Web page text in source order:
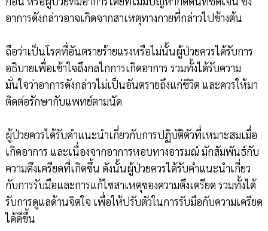
อาการดังกล่าวอาจเกิดจากสาเหตุทางกายที่กล่าวไปข้างต้น
ถือว่าเป็นโรคที่อันตรายร้ายแรงหรือไม่นั้นผู้ป่วยควรได้รับการ
อธิบายเพื่อเข้าใจถึงกลไกการเกิดอาการ รวมทั้งได้รับความ
มั่นใจว่าอาการดังกล่าวไม่เป็นอันตรายถึงแก่ชีวิต และควรให้มา
ติดต่อรักษากับแพทย์ตามนัด
ผู้ป่วยควรได้รับคำแนะนำเกี่ยวกับการปฏิบัติตัวที่เหมาะสมเมื่อ
เกิดอาการ และเนื่องจากอาการหอบทางอารมณ์ มักสัมพันธ์กับ
ความตึงเครียดที่เกิดขึ้น ดังนั้นผู้ป่วยควรได้รับคำแนะนำเกี่ยว
กับการรับมือและการแก้ไขสาเหตุของความตึงเครียด รวมทั้งได้
รับการดูแลด้านจิตใจ เพื่อให้ปรับตัวในการรับมือกับความเครียด
ได้ดีขึ้น